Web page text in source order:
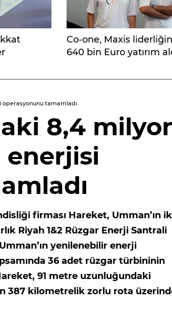
Co-one, Maxis
640 bin Euro yatırım
tamamladı
8,4
enerjisi
firması Hareket, Umman’ın
Riyah 1&2 Rüzgar Enerji Santrali
yenilenebilir enerji
36 adet rüzgar türbininin
91 metre uzunluğundaki
387 kilometrelik zorlu rota